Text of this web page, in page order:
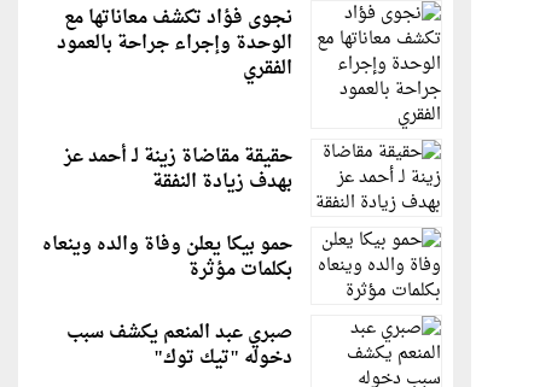
نجوى فؤاد تكشف معاناتها مع
الوحدة وإجراء جراحة بالعمود
الفقري
حقيقة مقاضاة زينة لـ أحمد عز
بهدف زيادة النفقة
حمو بيكا يعلن وفاة والده وينعاه
بكلمات مؤثرة
صبري عبد المنعم يكشف سبب
دخوله "تيك توك"